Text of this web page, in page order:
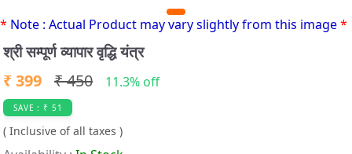
I
t
e
m
1
o
f
* Note : Actual Product may vary slightly from this image*
श्री सम्पूर्ण व्यापार वृद्धि यंत्र
₹ 399 ₹ 450 11.3% off
SAVE : ₹ 51
( Inclusive of all taxes )